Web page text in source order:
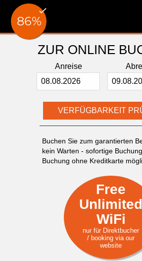
ZUR ONLINE
Anreise
Buchen Sie zum garantierten
kein Warten - sofortige
Buchung ohne Kreditkarte
Free
Unlimited
WiFi
nur für Direktbucher
/ booking via our
website